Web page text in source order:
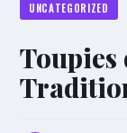
UNCATEGORIZED
Toupies